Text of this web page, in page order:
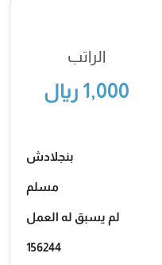
الراتب
1,000 ريال
بنجلادش
مسلم
لم يسبق له العمل
156244